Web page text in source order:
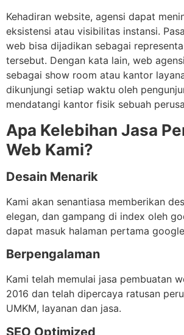
Kehadiran website, agensi dapat
eksistensi atau visibilitas instansi.
web bisa dijadikan sebagai
tersebut. Dengan kata lain, web
sebagai show room atau kantor
dikunjungi setiap waktu oleh
mendatangi kantor fisik sebuah
Apa Kelebihan Jasa
Web Kami?
Desain Menarik
Kami akan senantiasa memberikan
elegan, dan gampang di index oleh
dapat masuk halaman pertama
Berpengalaman
Kami telah memulai jasa pembuatan
2016 dan telah dipercaya ratusan
UMKM, layanan dan jasa.
SEO Optimized